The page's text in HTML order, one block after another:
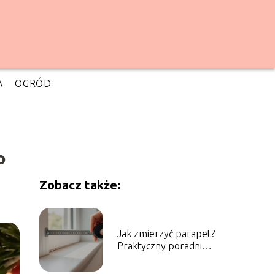
OGRÓD
Zobacz także:
Jak zmierzyć parapet?
Praktyczny poradnik